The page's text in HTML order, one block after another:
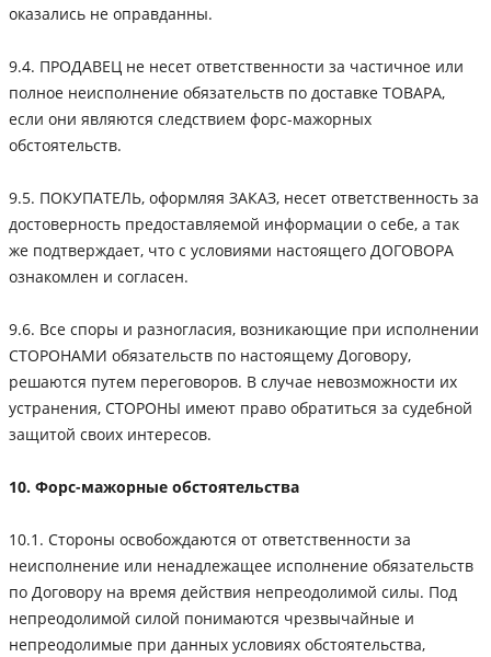
оказались не оправданны.
9.4. ПРОДАВЕЦ не несет ответственности за частичное или
полное неисполнение обязательств по доставке ТОВАРА,
если они являются следствием форс-мажорных
обстоятельств.
9.5. ПОКУПАТЕЛЬ, оформляя ЗАКАЗ, несет ответственность за
достоверность предоставляемой информации о себе, а так
же подтверждает, что с условиями настоящего ДОГОВОРА
ознакомлен и согласен.
9.6. Все споры и разногласия, возникающие при исполнении
СТОРОНАМИ обязательств по настоящему Договору,
решаются путем переговоров. В случае невозможности их
устранения, СТОРОНЫ имеют право обратиться за судебной
защитой своих интересов.
10. Форс-мажорные обстоятельства
10.1. Стороны освобождаются от ответственности за
неисполнение или ненадлежащее исполнение обязательств
по Договору на время действия непреодолимой силы. Под
непреодолимой силой понимаются чрезвычайные и
непреодолимые при данных условиях обстоятельства,